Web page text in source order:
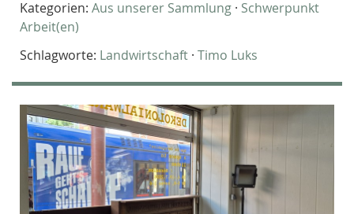
Kategorien: Aus unserer Sammlung · Schwerpunkt
Arbeit(en)
Schlagworte: Landwirtschaft · Timo Luks